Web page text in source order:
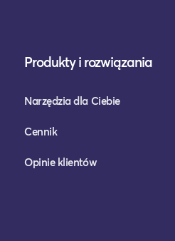
Produkty i rozwiązania
Narzędzia dla Ciebie
Cennik
Opinie klientów